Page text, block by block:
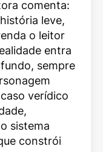
comenta:
leve,
o leitor
entra
sempre
verídico
sistema
constrói